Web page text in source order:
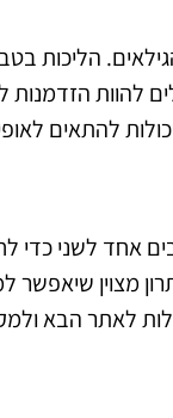
הליכות
להוות הזדמנות
להתאים
אחד לשני כדי
מצוין שיאפשר
לאתר הבא